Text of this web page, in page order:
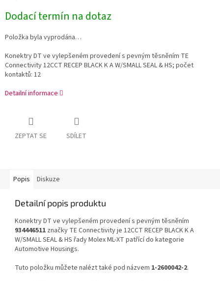
cena:
Dodací termín na dotaz
Položka byla vyprodána…
Konektry DT ve vylepšeném provedení s pevným těsněním TE
Connectivity 12CCT RECEP BLACK K A W/SMALL SEAL & HS; počet
kontaktů: 12
Detailní informace
ZEPTAT SE SDÍLET
Popis Diskuze
Detailní popis produktu
Konektry DT ve vylepšeném provedení s pevným těsněním
934446511 značky TE Connectivity je 12CCT RECEP BLACK K A
W/SMALL SEAL & HS řady Molex ML-XT patřící do kategorie
Automotive Housings.
Tuto položku můžete nalézt také pod názvem 1-2600042-2.